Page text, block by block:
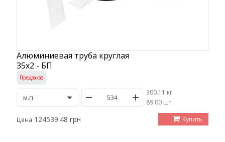
Алюминиевая труба круглая
35х2 - БП
Предзаказ
300.11 кг
/89.00 шт
Цена 124539.48 грн Купить